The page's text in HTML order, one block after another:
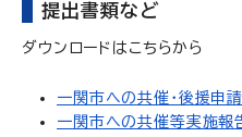
提出書類など
ダウンロードはこちらから
一関市への共催・後援申
一関市への共催等実施報